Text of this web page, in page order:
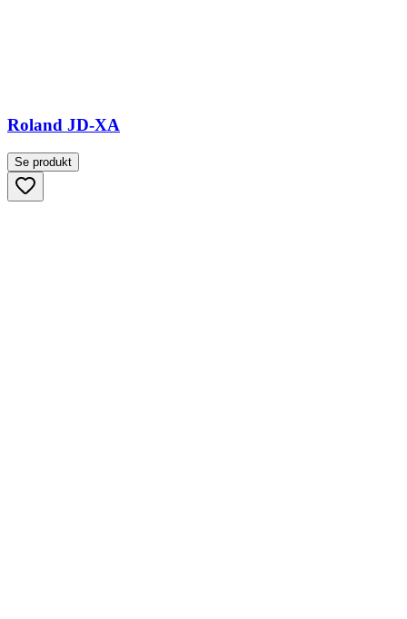
Roland JD-XA
Se produkt